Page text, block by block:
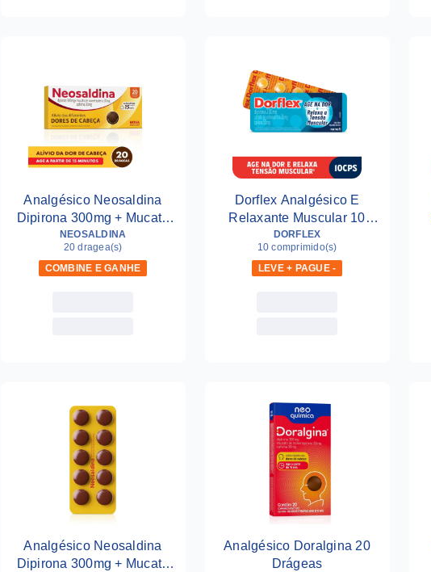
Analgésico Neosaldina
Dipirona 300mg + Mucato
De Isometepteno 30mg +
Cafeína 30mg 20 Drágeas
NEOSALDINA
20 dragea(s)
COMBINE E GANHE
Dorflex Analgésico E
Relaxante Muscular 10
Comprimidos
DORFLEX
10 comprimido(s)
LEVE + PAGUE -
Analgésico Neosaldina
Dipirona 300mg + Mucato
Analgésico Doralgina 20
Drágeas